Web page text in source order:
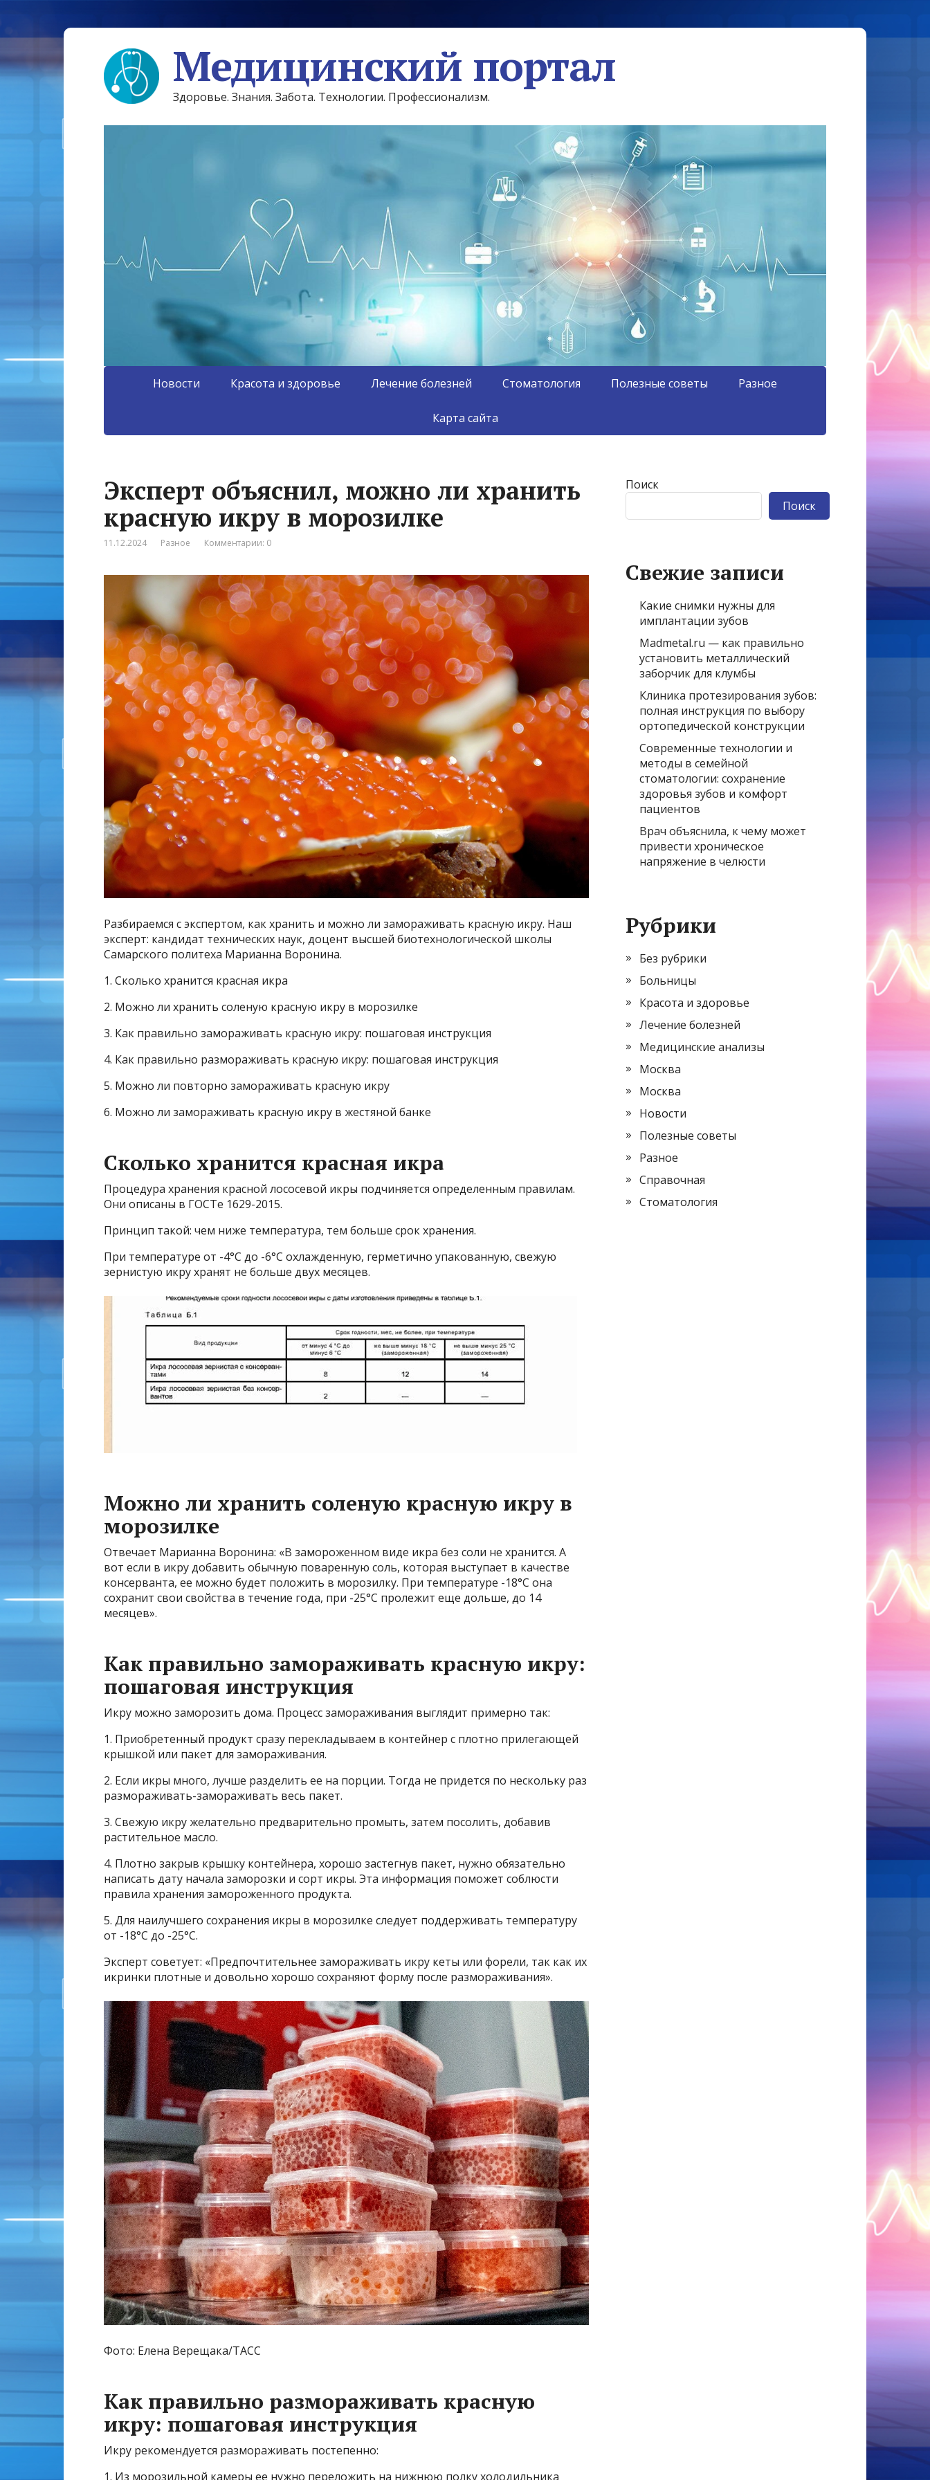
Медицинский портал
Здоровье. Знания. Забота. Технологии. Профессионализм.
Новости Красота и здоровье Лечение болезней Стоматология Полезные советы Разное
Карта сайта
Эксперт объяснил, можно ли хранить
красную икру в морозилке
11.12.2024 Разное Комментарии: 0
Разбираемся с экспертом, как хранить и можно ли замораживать красную икру. Наш
эксперт: кандидат технических наук, доцент высшей биотехнологической школы
Самарского политеха Марианна Воронина.
1. Сколько хранится красная икра
2. Можно ли хранить соленую красную икру в морозилке
3. Как правильно замораживать красную икру: пошаговая инструкция
4. Как правильно размораживать красную икру: пошаговая инструкция
5. Можно ли повторно замораживать красную икру
6. Можно ли замораживать красную икру в жестяной банке
Сколько хранится красная икра
Процедура хранения красной лососевой икры подчиняется определенным правилам.
Они описаны в ГОСТе 1629-2015.
Принцип такой: чем ниже температура, тем больше срок хранения.
При температуре от -4°С до -6°С охлажденную, герметично упакованную, свежую
зернистую икру хранят не больше двух месяцев.
Можно ли хранить соленую красную икру в
морозилке
Отвечает Марианна Воронина: «В замороженном виде икра без соли не хранится. А
вот если в икру добавить обычную поваренную соль, которая выступает в качестве
консерванта, ее можно будет положить в морозилку. При температуре -18°С она
сохранит свои свойства в течение года, при -25°С пролежит еще дольше, до 14
месяцев».
Как правильно замораживать красную икру:
пошаговая инструкция
Икру можно заморозить дома. Процесс замораживания выглядит примерно так:
1. Приобретенный продукт сразу перекладываем в контейнер с плотно прилегающей
крышкой или пакет для замораживания.
2. Если икры много, лучше разделить ее на порции. Тогда не придется по нескольку раз
размораживать-замораживать весь пакет.
3. Свежую икру желательно предварительно промыть, затем посолить, добавив
растительное масло.
4. Плотно закрыв крышку контейнера, хорошо застегнув пакет, нужно обязательно
написать дату начала заморозки и сорт икры. Эта информация поможет соблюсти
правила хранения замороженного продукта.
5. Для наилучшего сохранения икры в морозилке следует поддерживать температуру
от -18°C до -25°С.
Эксперт советует: «Предпочтительнее замораживать икру кеты или форели, так как их
икринки плотные и довольно хорошо сохраняют форму после размораживания».
Фото: Елена Верещака/ТАСС
Как правильно размораживать красную
икру: пошаговая инструкция
Икру рекомендуется размораживать постепенно:
1. Из морозильной камеры ее нужно переложить на нижнюю полку холодильника
Поиск
Поиск
Свежие записи
Какие снимки нужны для
имплантации зубов
Madmetal.ru — как правильно
установить металлический
заборчик для клумбы
Клиника протезирования зубов:
полная инструкция по выбору
ортопедической конструкции
Современные технологии и
методы в семейной
стоматологии: сохранение
здоровья зубов и комфорт
пациентов
Врач объяснила, к чему может
привести хроническое
напряжение в челюсти
Рубрики
Без рубрики
Больницы
Красота и здоровье
Лечение болезней
Медицинские анализы
Москва
Москва
Новости
Полезные советы
Разное
Справочная
Стоматология